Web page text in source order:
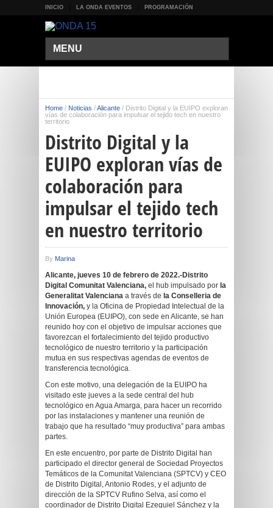
INICIO LA ONDA EVENTOS PROGRAMACIÓN
MENU
Home / Noticias /Alicante / Distrito Digital y la EUIPO exploran
vías de colaboración para impulsar el tejido tech en nuestro
territorio
Distrito Digital y la
EUIPO exploran vías de
colaboración para
impulsar el tejido tech
en nuestro territorio
By Marina
Alicante, jueves 10 de febrero de 2022.-Distrito
Digital Comunitat Valenciana, el hub impulsado por la
Generalitat Valenciana a través de la Conselleria de
Innovación, y la Oficina de Propiedad Intelectual de la
Unión Europea (EUIPO), con sede en Alicante, se han
reunido hoy con el objetivo de impulsar acciones que
favorezcan el fortalecimiento del tejido productivo
tecnológico de nuestro territorio y la participación
mutua en sus respectivas agendas de eventos de
transferencia tecnológica.
Con este motivo, una delegación de la EUIPO ha
visitado este jueves a la sede central del hub
tecnológico en Agua Amarga, para hacer un recorrido
por las instalaciones y mantener una reunión de
trabajo que ha resultado “muy productiva” para ambas
partes.
En este encuentro, por parte de Distrito Digital han
participado el director general de Sociedad Proyectos
Temáticos de la Comunitat Valenciana (SPTCV) y CEO
de Distrito Digital, Antonio Rodes, y el adjunto de
dirección de la SPTCV Rufino Selva, así como el
coordinador de Distrito Digital Ezequiel Sánchez y la